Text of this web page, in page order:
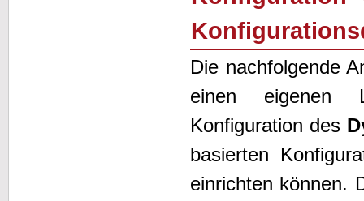
Die nachfolgende
einen eigenen
Konfiguration des
basierten
einrichten können.